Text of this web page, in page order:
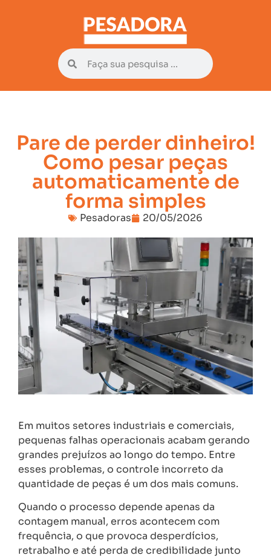
Pare de perder dinheiro!
Como pesar peças
automaticamente de
forma simples
Pesadoras 20/05/2026
Em muitos setores industriais e comerciais,
pequenas falhas operacionais acabam gerando
grandes prejuízos ao longo do tempo. Entre
esses problemas, o controle incorreto da
quantidade de peças é um dos mais comuns.
Quando o processo depende apenas da
contagem manual, erros acontecem com
frequência, o que provoca desperdícios,
retrabalho e até perda de credibilidade junto